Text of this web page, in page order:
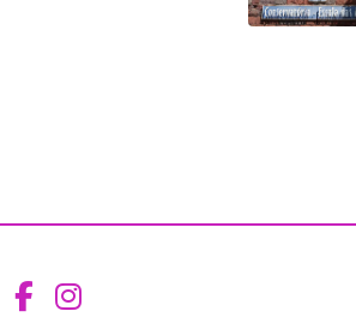
Aceder ao Facebook
Aceder ao